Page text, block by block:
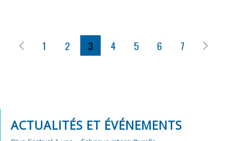
1 2 3 4 5 6 7
ACTUALITÉS ET ÉVÉNEMENTS